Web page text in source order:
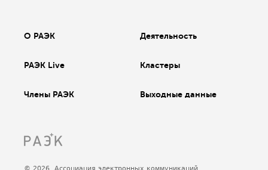
О РАЭК Деятельность
РАЭК Live Кластеры
Члены РАЭК Выходные данные